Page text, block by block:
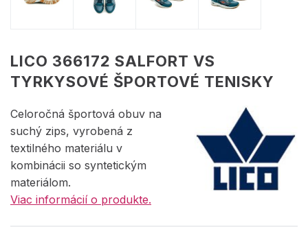
LICO 366172 SALFORT VS
TYRKYSOVÉ ŠPORTOVÉ TENISKY
Celoročná športová obuv na
suchý zips, vyrobená z
textilného materiálu v
kombinácii so syntetickým
materiálom.
Viac informácií o produkte.